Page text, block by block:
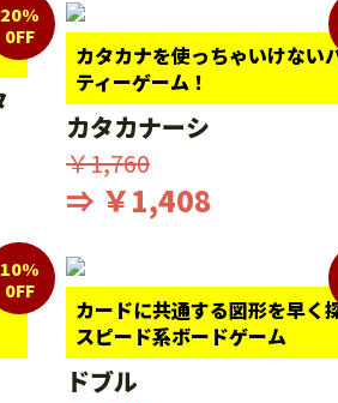
20%
0FF
カタカナを使っちゃいけない
ティーゲーム！
カタカナーシ
￥1,760
⇒ ￥1,408
10%
0FF
カードに共通する図形を早く
スピード系ボードゲーム
ドブル